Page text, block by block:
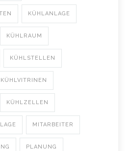
KÜHLANLAGE
KÜHLRAUM
KÜHLSTELLEN
KÜHLVITRINEN
KÜHLZELLEN
MITARBEITER
PLANUNG